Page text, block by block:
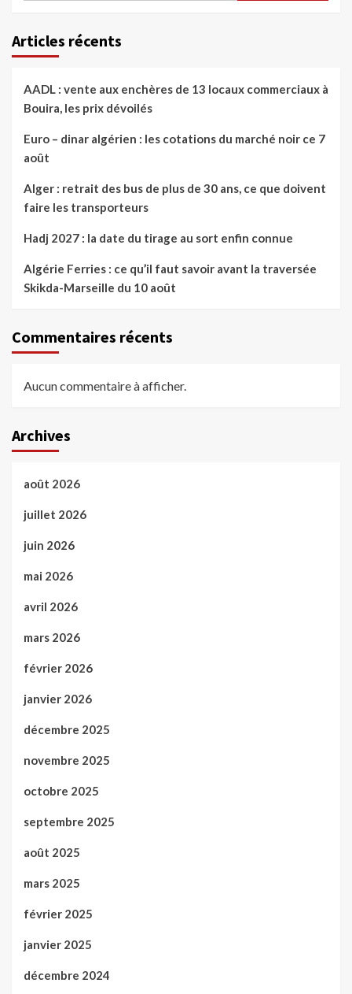
Articles récents
AADL : vente aux enchères de 13 locaux commerciaux à
Bouira, les prix dévoilés
Euro – dinar algérien : les cotations du marché noir ce 7
août
Alger : retrait des bus de plus de 30 ans, ce que doivent
faire les transporteurs
Hadj 2027 : la date du tirage au sort enfin connue
Algérie Ferries : ce qu’il faut savoir avant la traversée
Skikda-Marseille du 10 août
Commentaires récents
Aucun commentaire à afficher.
Archives
août 2026
juillet 2026
juin 2026
mai 2026
avril 2026
mars 2026
février 2026
janvier 2026
décembre 2025
novembre 2025
octobre 2025
septembre 2025
août 2025
mars 2025
février 2025
janvier 2025
décembre 2024